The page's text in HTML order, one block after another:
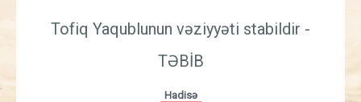
İqtisadiyyat
Tofiq Yaqublunun vəziyyəti stabildir -
TƏBİB
Hadisə